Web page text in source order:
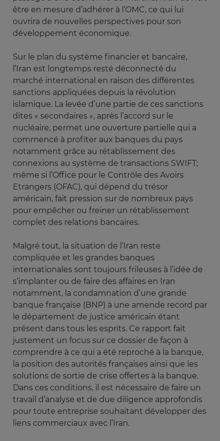
être en mesure d’adhérer à l’OMC, ce qui lui
ouvrira de nouvelles perspectives pour son
développement économique.
Sur le plan du système financier et bancaire,
l’Iran est longtemps resté déconnecté du
marché international en raison des différentes
sanctions appliquées depuis la révolution
islamique. La levée d’une partie de ces sanctions
dites « secondaires », après l’accord sur le
nucléaire, permet une ouverture partielle qui a
commencé à profiter aux banques du pays
notamment grâce au rétablissement des
connexions au système de transactions SWIFT;
même si l’Office pour le Contrôle des Avoirs
Etrangers (OFAC), qui dépend du trésor
américain, fait pression sur de nombreux pays
pour empêcher ou freiner un rétablissement
complet des relations bancaires.
Malgré tout, la situation de l’Iran reste
compliquée et les grandes banques
internationales sont toujours frileuses à l’idée de
s’implanter ou de faire des affaires en Iran
notamment, la condamnation d’une grande
banque française (BNP) à une amende record par
le département de justice américain étant
présent dans tous les esprits. Ce rapport fait
justement un focus sur ce dossier de façon à
comprendre à ce qui a été reproché à la banque,
la position des autorités françaises ainsi que les
solutions de sortie de crise offertes à la banque.
Dans ces conditions, il est nécessaire de faire un
travail d’analyse et de due diligence approfondis
pour toute entreprise souhaitant développer des
liens commerciaux avec l’Iran.